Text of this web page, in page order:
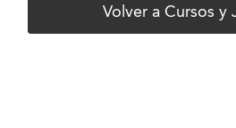
Volver a Cursos y